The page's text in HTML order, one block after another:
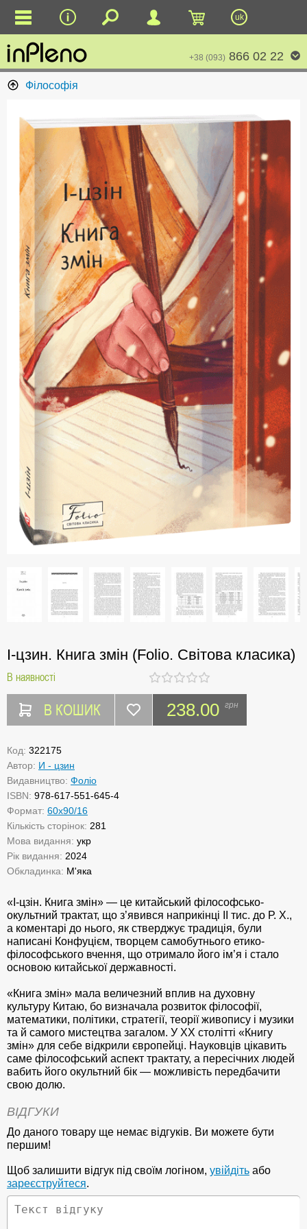
uk
+38 (093) 866 02 22
Філософія
І-цзин. Книга змін (Folio. Світова класика)
В наявності
В КОШИК 238.00 грн
Код: 322175
Автор: И - цзин
Видавництво: Фоліо
ISBN: 978-617-551-645-4
Формат: 60х90/16
Кількість сторінок: 281
Мова видання: укр
Рік видання: 2024
Обкладинка: М'яка
«І-цзін. Книга змін» — це китайський філософсько-
окультний трактат, що з’явився наприкінці II тис. до Р. Х.,
а коментарі до нього, як стверджує традиція, були
написані Конфуцієм, творцем самобутнього етико-
філософського вчення, що отримало його ім’я і стало
основою китайської державності.
«Книга змін» мала величезний вплив на духовну
культуру Китаю, бо визначала розвиток філософії,
математики, політики, стратегії, теорії живопису і музики
та й самого мистецтва загалом. У ХХ столітті «Книгу
змін» для себе відкрили європейці. Науковців цікавить
саме філософський аспект трактату, а пересічних людей
вабить його окультний бік — можливість передбачити
свою долю.
ВІДГУКИ
До даного товару ще немає відгуків. Ви можете бути
першим!
Щоб залишити відгук під своїм логіном, увійдіть або
зареєструйтеся.